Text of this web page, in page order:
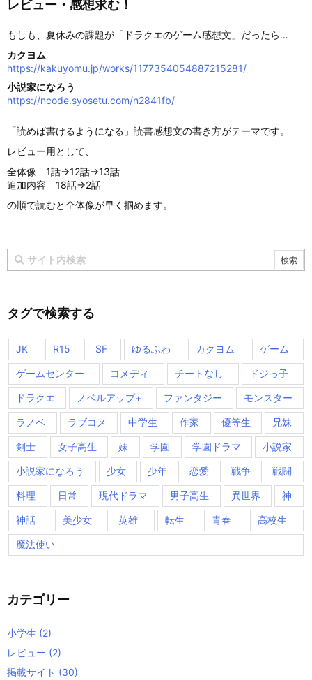
レビュー・感想求む！
もしも、夏休みの課題が「ドラクエのゲーム感想文」だったら…
カクヨム
https://kakuyomu.jp/works/1177354054887215281/
小説家になろう
https://ncode.syosetu.com/n2841fb/
「読めば書けるようになる」読書感想文の書き方がテーマです。
レビュー用として、
全体像 1話→12話→13話
追加内容 18話→2話
の順で読むと全体像が早く掴めます。
タグで検索する
JK R15 SF ゆるふわ カクヨム ゲーム
ゲームセンター コメディ チートなし ドジっ子
ドラクエ ノベルアップ+ ファンタジー モンスター
ラノベ ラブコメ 中学生 作家 優等生 兄妹
剣士 女子高生 妹 学園 学園ドラマ 小説家
小説家になろう 少女 少年 恋愛 戦争 戦闘
料理 日常 現代ドラマ 男子高生 異世界 神
神話 美少女 英雄 転生 青春 高校生
魔法使い
カテゴリー
小学生 (2)
レビュー (2)
掲載サイト (30)